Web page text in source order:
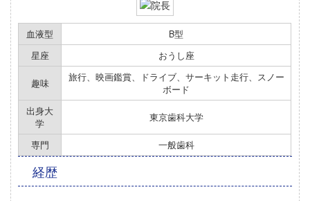
血液型
B型
星座
おうし座
趣味
旅行、映画鑑賞、ドライブ、サーキット走行、スノー
ボード
出身大
学
東京歯科大学
専門 一般歯科
経歴